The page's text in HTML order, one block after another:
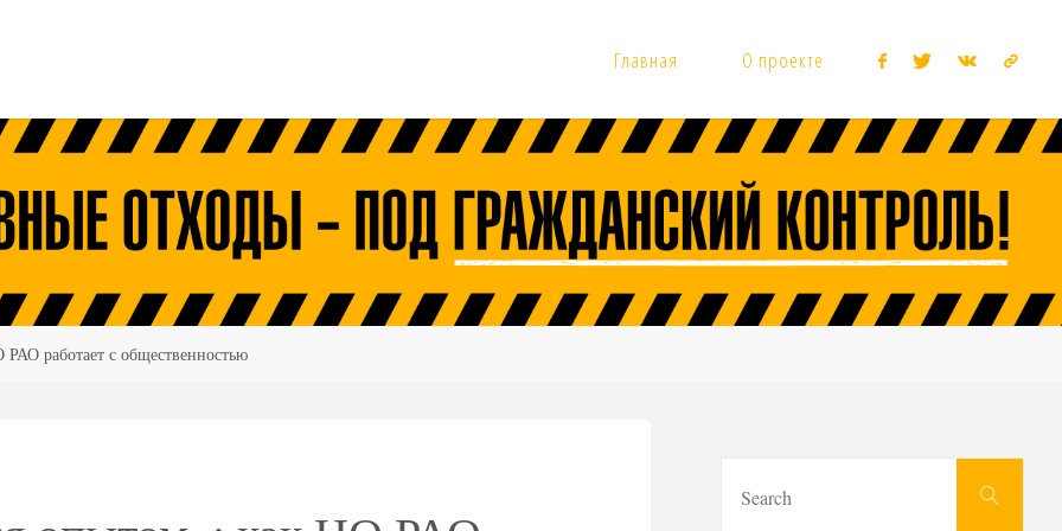
Главная О проекте
работает с общественностью
Search